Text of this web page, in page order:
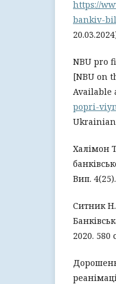
https://
bankiv-
NBU pro
[NBU on
Available
popri-
Халімон
Вип.
Ситник
2020. 580